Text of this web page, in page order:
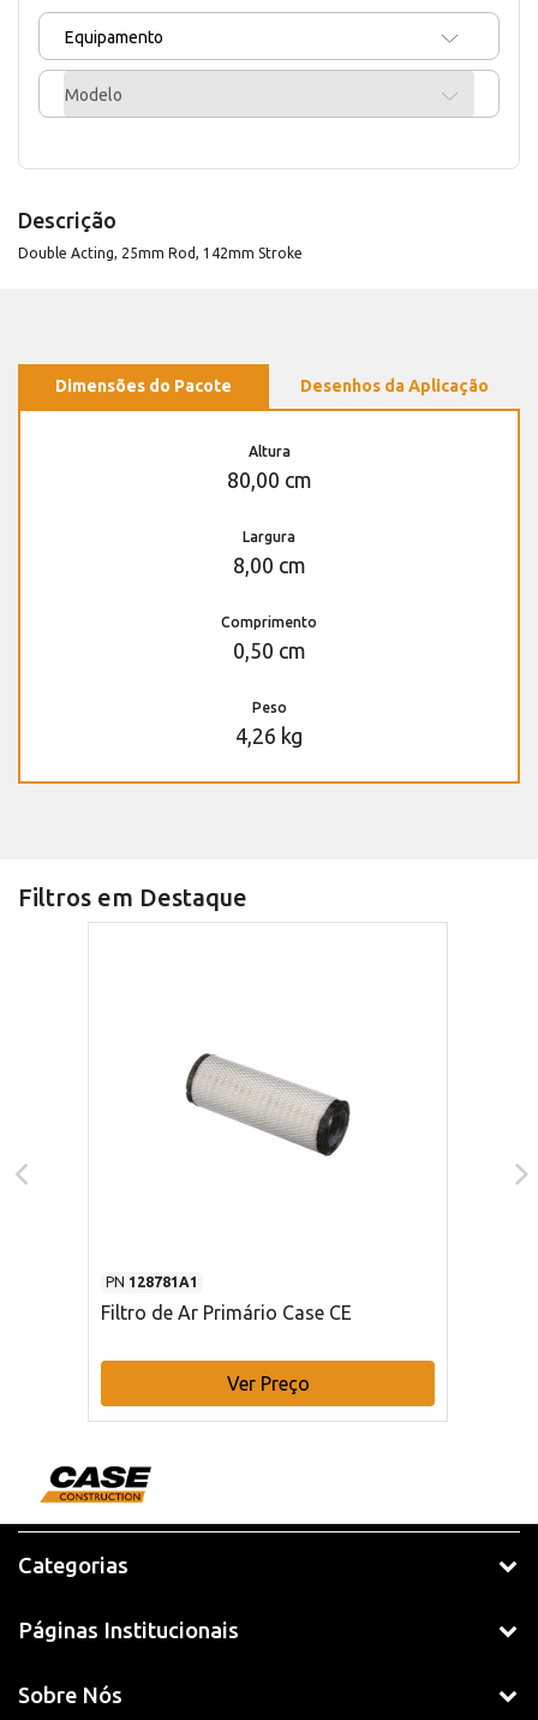
Equipamento
Modelo
Descrição
Double Acting, 25mm Rod, 142mm Stroke
Dimensões do Pacote Desenhos da Aplicação
Altura
80,00 cm
Largura
8,00 cm
Comprimento
0,50 cm
Peso
4,26 kg
Filtros em Destaque
PN 128781A1
Filtro de Ar Primário Case CE
Ver Preço
Categorias
Páginas Institucionais
Sobre Nós